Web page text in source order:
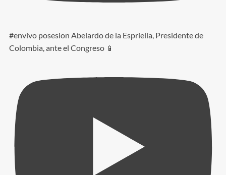
#envivo posesion Abelardo de la Espriella, Presidente de
Colombia, ante el Congreso 📱